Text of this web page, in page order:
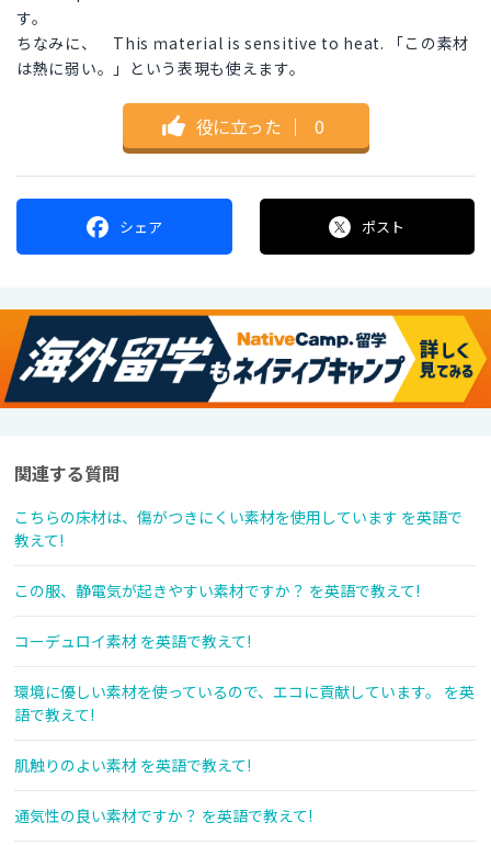
す。
ちなみに、 This ｍaterial is sensitive to heat. 「この素材
は熱に弱い。」という表現も使えます。
役に立った ｜ 0
シェア ポスト
関連する質問
こちらの床材は、傷がつきにくい素材を使用しています を英語で
教えて!
この服、静電気が起きやすい素材ですか？ を英語で教えて!
コーデュロイ素材 を英語で教えて!
環境に優しい素材を使っているので、エコに貢献しています。 を英
語で教えて!
肌触りのよい素材 を英語で教えて!
通気性の良い素材ですか？ を英語で教えて!